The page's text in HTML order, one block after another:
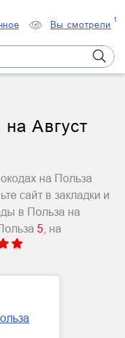
Август
на Польза
сайт в закладки и
в Польза на
5 , на
Вы смотрели
1